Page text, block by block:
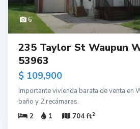
6
235 Taylor St Waupun
53963
$ 109,900
Importante vivienda barata de venta en
baño y 2 recámaras.
2
1 704 ft2